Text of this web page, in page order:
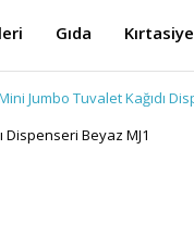
Gıda Kırtasiye
Jumbo Tuvalet Kağıdı